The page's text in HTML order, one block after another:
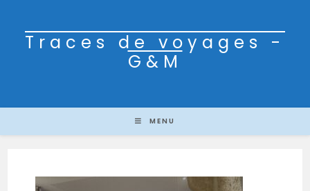
Traces de voyages -
G&M
MENU